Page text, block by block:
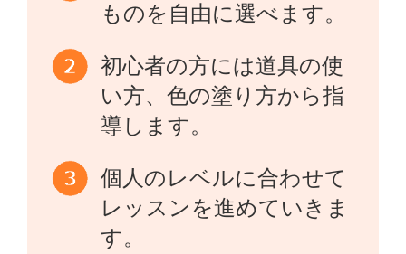
ものを自由に選べます。
初心者の方には道具の使
い方、色の塗り方から指
導します。
個人のレベルに合わせて
レッスンを進めていきま
す。